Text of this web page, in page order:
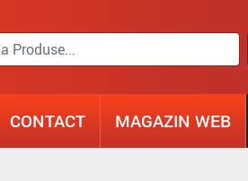
CONTACT MAGAZIN WEB